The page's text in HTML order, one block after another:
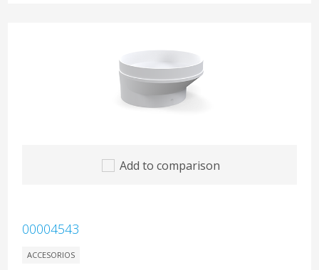
Add to comparison
00004543
ACCESORIOS